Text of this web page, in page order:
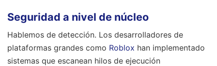
Seguridad a nivel de núcleo
Hablemos de detección. Los desarrolladores de
plataformas grandes como Roblox han implementado
sistemas que escanean hilos de ejecución